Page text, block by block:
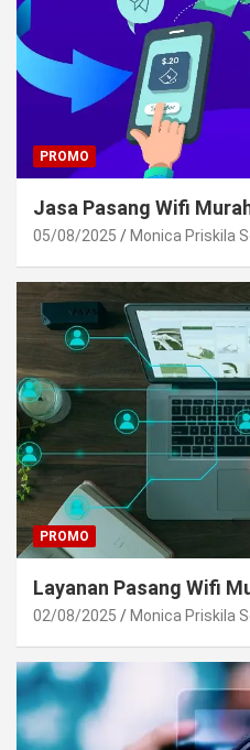
PROMO
Jasa Pasang Wifi
05/08/2025 Monica Priskila
PROMO
Layanan Pasang Wifi
02/08/2025 Monica Priskila